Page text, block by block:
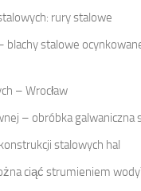
rury stalowe
blachy stalowe
– Wrocław
– obróbka galwaniczna
stalowych hal
ciąć strumieniem